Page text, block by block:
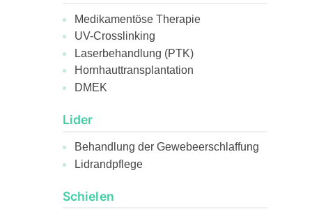
Medikamentöse Therapie
UV-Crosslinking
Laserbehandlung (PTK)
Hornhauttransplantation
DMEK
Lider
Behandlung der Gewebeerschlaffung
Lidrandpflege
Schielen